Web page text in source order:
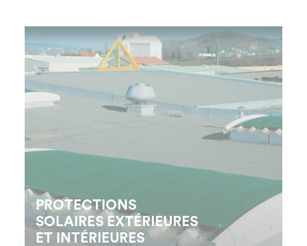
PROTECTIONS
SOLAIRES EXTÉRIEURES
ET INTÉRIEURES